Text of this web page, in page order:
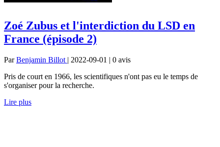
Zoé Zubus et l'interdiction du LSD en
France (épisode 2)
ParBenjamin Billot | 2022-09-01 | 0 avis
Pris de court en 1966, les scientifiques n'ont pas eu le temps de
s'organiser pour la recherche.
Lire plus